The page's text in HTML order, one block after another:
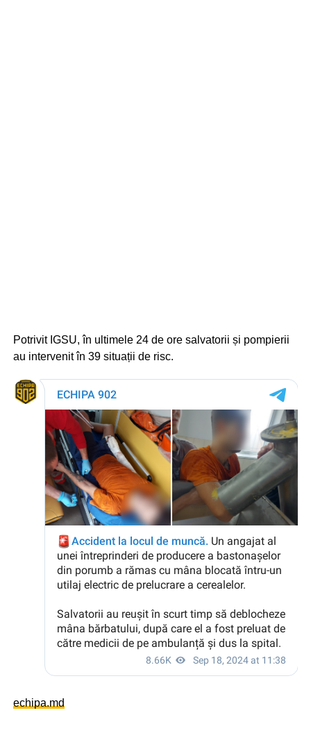
Potrivit IGSU, în ultimele 24 de ore salvatorii și pompierii
au intervenit în 39 situații de risc.
echipa.md